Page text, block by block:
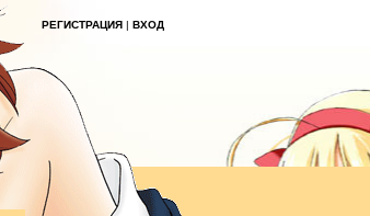
РЕГИСТРАЦИЯ | ВХОД